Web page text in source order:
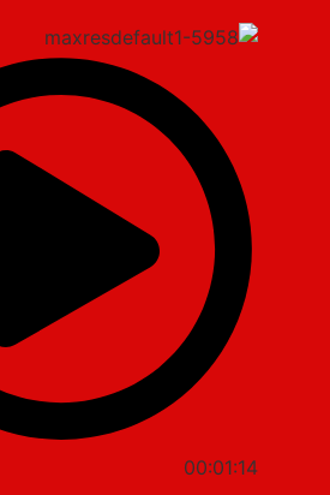
00:01:14